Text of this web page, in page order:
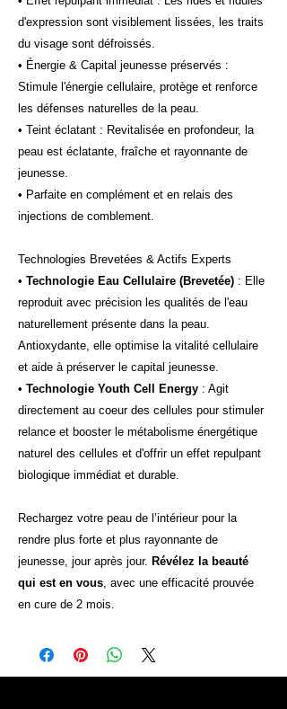
d'expression sont visiblement lissées, les traits
du visage sont défroissés.
• Énergie & Capital jeunesse préservés :
Stimule l'énergie cellulaire, protège et renforce
les défenses naturelles de la peau.
• Teint éclatant : Revitalisée en profondeur, la
peau est éclatante, fraîche et rayonnante de
jeunesse.
• Parfaite en complément et en relais des
injections de comblement.
Technologies Brevetées & Actifs Experts
• Technologie Eau Cellulaire (Brevetée) : Elle
reproduit avec précision les qualités de l'eau
naturellement présente dans la peau.
Antioxydante, elle optimise la vitalité cellulaire
et aide à préserver le capital jeunesse.
• Technologie Youth Cell Energy : Agit
directement au coeur des cellules pour stimuler
relance et booster le métabolisme énergétique
naturel des cellules et d'offrir un effet repulpant
biologique immédiat et durable.
Rechargez votre peau de l’intérieur pour la
rendre plus forte et plus rayonnante de
jeunesse, jour après jour. Révélez la beauté
qui est en vous, avec une efficacité prouvée
en cure de 2 mois.